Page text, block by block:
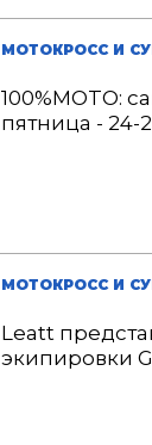
МОТОКРОСС И
100%MOTO:
пятница - 24-
МОТОКРОСС И
Leatt
экипировки